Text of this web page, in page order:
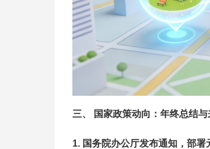
三、 国家政策动向：年终总结与
1. 国务院办公厅发布通知，部